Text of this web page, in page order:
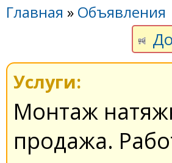
Главная » Объявления
Услуги:
Монтaж
продaжa.